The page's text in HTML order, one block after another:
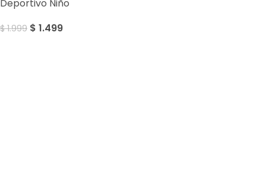
Deportivo Niño
$1.999 $ 1.499